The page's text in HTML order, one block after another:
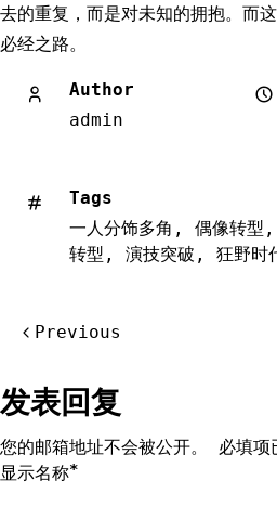
去的重复，而是对未知的拥抱。而
必经之路。
Author
admin
Tags
一人分饰多角 , 偶像转型 ,
转型 , 演技突破 , 狂野时
航
Previous
发表回复
您的邮箱地址不会被公开。 必填项
显示名称*